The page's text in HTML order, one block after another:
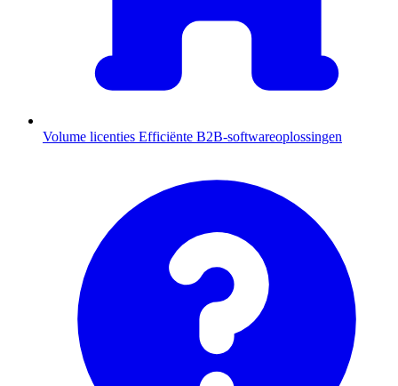
Volume licenties Efficiënte B2B-softwareoplossingen